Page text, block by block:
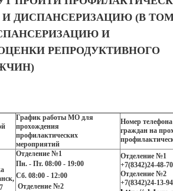
ДИСПАНСЕРИЗАЦИЮ (В
И
РЕПРОДУКТИВНОГО
График работы МО для
прохождения
профилактических
мероприятий
Номер телефона
граждан на
Отделение №1
Пн. - Пт. 08:00 - 19:00
Сб. 08:00 - 12:00
Отделение №2
Отделение №1
+7(8342)24-48-70
Отделение №2
+7(8342)24-13-94